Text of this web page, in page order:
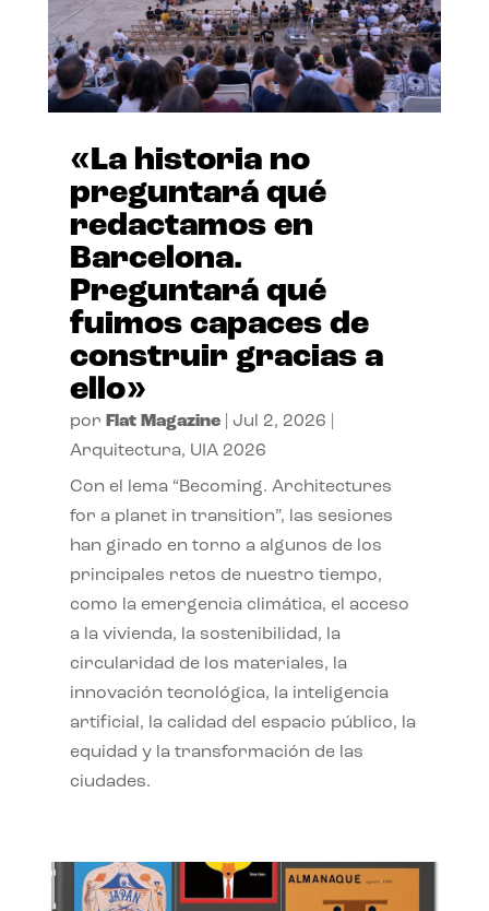
«La historia no
preguntará qué
redactamos en
Barcelona.
Preguntará qué
fuimos capaces de
construir gracias a
ello»
por Flat Magazine| Jul 2, 2026
Arquitectura, UIA 2026
Con el lema “Becoming. Architectures
for a planet in transition”, las sesiones
han girado en torno a algunos de los
principales retos de nuestro tiempo,
como la emergencia climática, el acceso
a la vivienda, la sostenibilidad, la
circularidad de los materiales, la
innovación tecnológica, la inteligencia
artificial, la calidad del espacio público, la
equidad y la transformación de las
ciudades.